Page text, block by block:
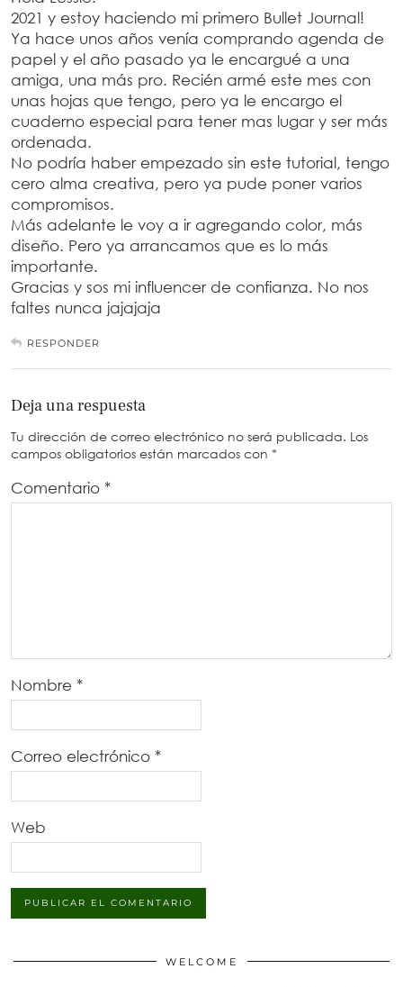
2021 y estoy haciendo mi primero Bullet Journal!
Ya hace unos años venía comprando agenda de
papel y el año pasado ya le encargué a una
amiga, una más pro. Recién armé este mes con
unas hojas que tengo, pero ya le encargo el
cuaderno especial para tener mas lugar y ser más
ordenada.
No podría haber empezado sin este tutorial, tengo
cero alma creativa, pero ya pude poner varios
compromisos.
Más adelante le voy a ir agregando color, más
diseño. Pero ya arrancamos que es lo más
importante.
Gracias y sos mi influencer de confianza. No nos
faltes nunca jajajaja
RESPONDER
Deja una respuesta
Tu dirección de correo electrónico no será publicada. Los
campos obligatorios están marcados con *
Comentario *
Nombre *
Correo electrónico *
Web
WELCOME